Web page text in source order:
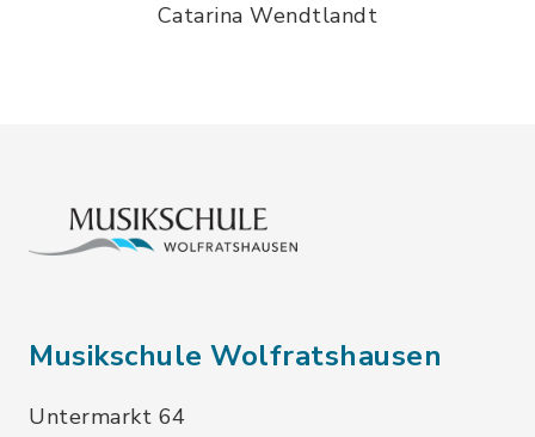
Catarina Wendtlandt
Musikschule Wolfratshausen
Untermarkt 64